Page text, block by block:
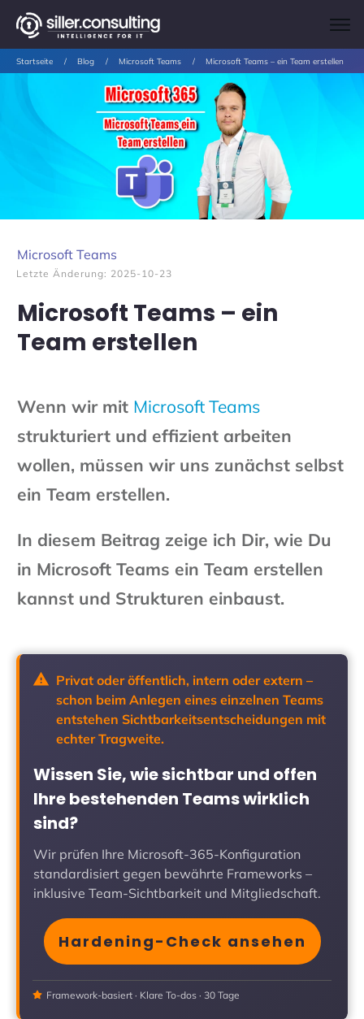
Startseite / Blog / Microsoft Teams / Microsoft Teams – ein Team erstellen
Microsoft Teams
Letzte Änderung: 2025-10-23
Microsoft Teams – ein
Team erstellen
Wenn wir mit Microsoft Teams
strukturiert und effizient arbeiten
wollen, müssen wir uns zunächst selbst
ein Team erstellen.
In diesem Beitrag zeige ich Dir, wie Du
in Microsoft Teams ein Team erstellen
kannst und Strukturen einbaust.
Privat oder öffentlich, intern oder extern –
schon beim Anlegen eines einzelnen Teams
entstehen Sichtbarkeitsentscheidungen mit
echter Tragweite.
Wissen Sie, wie sichtbar und offen
Ihre bestehenden Teams wirklich
sind?
Wir prüfen Ihre Microsoft-365-Konfiguration
standardisiert gegen bewährte Frameworks –
inklusive Team-Sichtbarkeit und Mitgliedschaft.
Hardening-Check ansehen
Framework-basiert · Klare To-dos · 30 Tage